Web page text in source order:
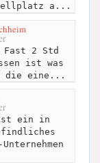
a...
Fast 2 Std
ist was
die eine...
ist ein in